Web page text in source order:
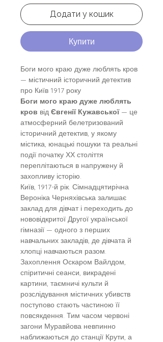
Додати у кошик
Купити
Боги мого краю дуже люблять кров
— містичний історичний детектив
про Київ 1917 року
Боги мого краю дуже люблять
кров від Євгенії Кужавської— це
атмосферний белетризований
історичний детектив, у якому
містика, юнацькі пошуки та реальні
події початку ХХ століття
переплітаються в напружену й
захопливу історію.
Київ, 1917-й рік. Сімнадцятирічна
Вероніка Черняхівська залишає
заклад для дівчат і переходить до
нововідкритої Другої української
гімназії — одного з перших
навчальних закладів, де дівчата й
хлопці навчаються разом.
Захоплення Оскаром Вайлдом,
спіритичні сеанси, викрадені
картини, таємничі культи й
розслідування містичних убивств
поступово стають частиною її
повсякдення. Тим часом червоні
загони Муравйова невпинно
наближаються до станції Крути, а